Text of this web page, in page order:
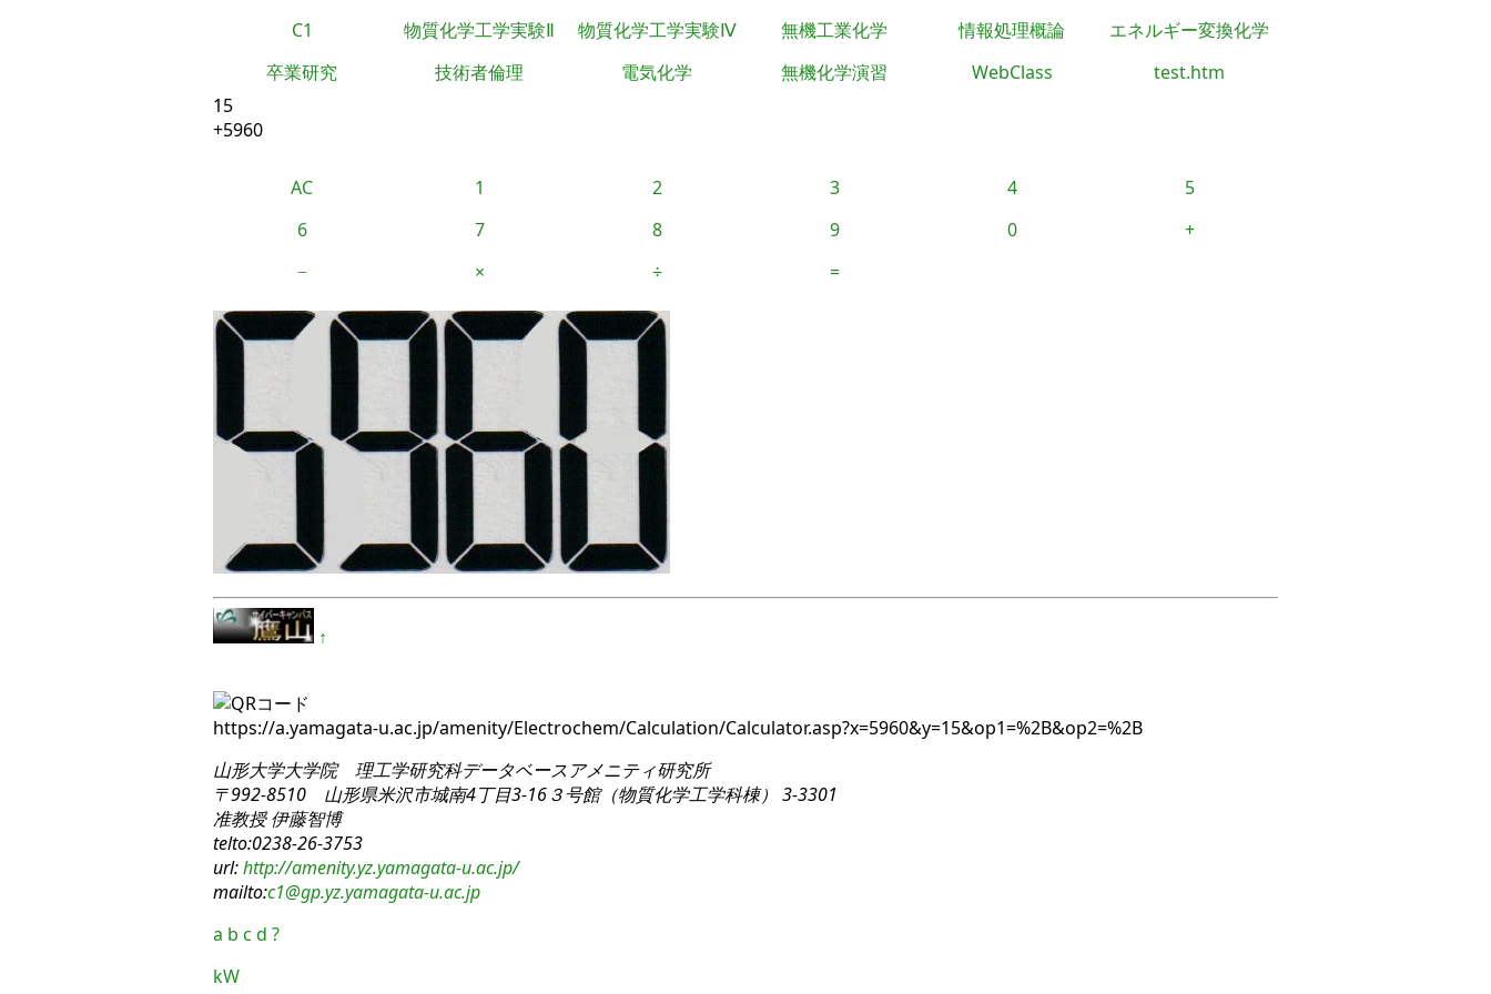
C1 物質化学工学実験Ⅱ 物質化学工学実験Ⅳ 無機工業化学 情報処理概論
エネルギー変換化学
卒業研究
技術者倫理 電気化学 無機化学演習 WebClass
test.htm
15
+5960
AC 1 2 3 4
5
6
7 8 9 0
+
−
× ÷ =
↑
https://a.yamagata-u.ac.jp/amenity/Electrochem/Calculation/Calculator.asp?x=5960&y=15&op1=%2B&op2=%2B
山形大学大学院 理工学研究科データベースアメニティ研究所
〒992-8510 山形県米沢市城南4丁目3-16３号館（物質化学工学科棟） 3-3301
准教授 伊藤智博
telto:0238-26-3753
url:http://amenity.yz.yamagata-u.ac.jp/
mailto:c1@gp.yz.yamagata-u.ac.jp
a b c d ?
kW